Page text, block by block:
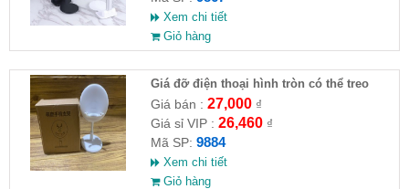
Xem chi tiết
Giỏ hàng
Giá đỡ điện thoại hình tròn có thể treo
móc khoá
Giá bán : 27,000₫
Giá sỉ VIP : 26,460₫
Mã SP: 9884
Xem chi tiết
Giỏ hàng